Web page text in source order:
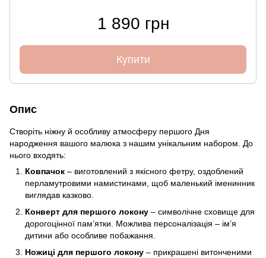
1 890 грн
Купити
Опис
Створіть ніжну й особливу атмосферу першого Дня
народження вашого малюка з нашим унікальним набором. До
нього входять:
Ковпачок – виготовлений з якісного фетру, оздоблений
перламутровими намистинами, щоб маленький іменинник
виглядав казково.
Конверт для першого локону – символічне сховище для
дорогоцінної пам’ятки. Можлива персоналізація – ім’я
дитини або особливе побажання.
Ножиці для першого локону – прикрашені витонченими